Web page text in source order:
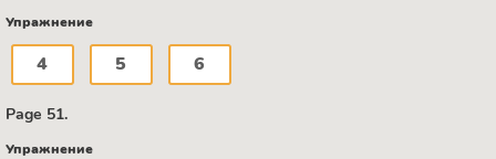
Упражнение
4 5 6
Page 51.
Упражнение